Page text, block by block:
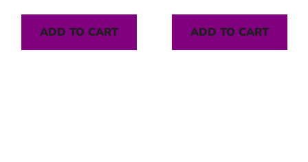
ADD TO CART ADD TO CART